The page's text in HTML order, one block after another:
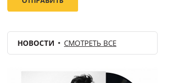
НОВОСТИ СМОТРЕТЬ ВСЕ